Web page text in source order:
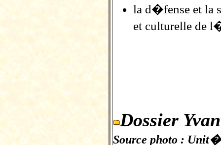
la d�fense et la
et culturelle de
Dossier
Source photo :